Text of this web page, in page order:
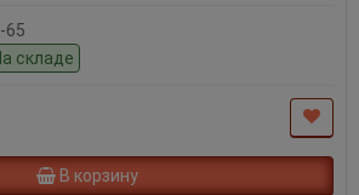
65
складе
В корзину